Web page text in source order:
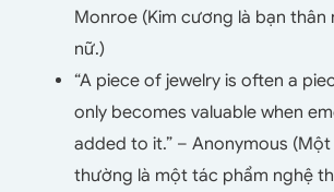
Monroe (Kim cương là bạn thân
nữ.)
“A piece of jewelry is often a
only becomes valuable when
added to it.” – Anonymous
thường là một tác phẩm nghệ